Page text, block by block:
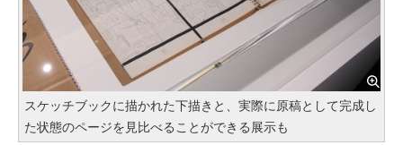
スケッチブックに描かれた下描きと、実際に原稿として完成し
た状態のページを見比べることができる展示も